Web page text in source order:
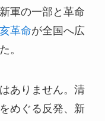
軍の一部と革命
革命が全国へ広
。
ありません。清
めぐる反発、新